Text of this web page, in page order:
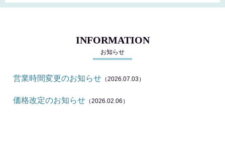
INFORMATION
お知らせ
営業時間変更のお知らせ （2026.07.03）
価格改定のお知らせ （2026.02.06）